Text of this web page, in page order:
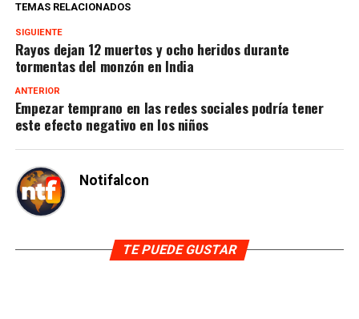
TEMAS RELACIONADOS
SIGUIENTE
Rayos dejan 12 muertos y ocho heridos durante
tormentas del monzón en India
ANTERIOR
Empezar temprano en las redes sociales podría tener
este efecto negativo en los niños
Notifalcon
TE PUEDE GUSTAR